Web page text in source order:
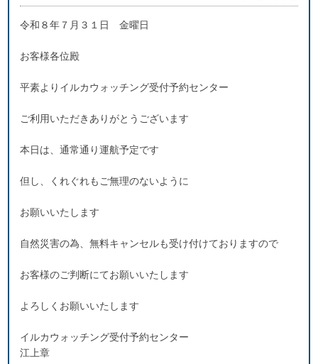
令和８年７月３１日 金曜日
お客様各位殿
平素よりイルカウォッチング受付予約センター
ご利用いただきありがとうございます
本日は、通常通り運航予定です
但し、くれぐれもご無理のないように
お願いいたします
自然災害の為、無料キャンセルも受け付けておりますので
お客様のご判断にてお願いいたします
よろしくお願いいたします
イルカウォッチング受付予約センター
江上章